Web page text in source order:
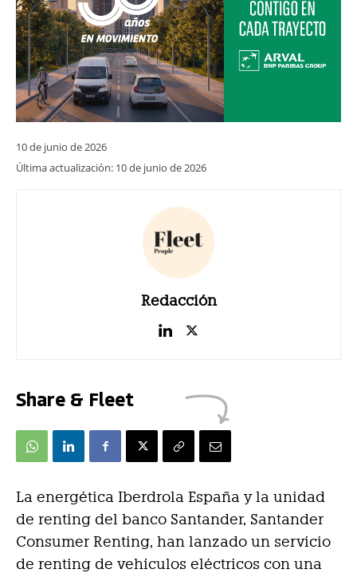
10 de junio de 2026
Última actualización: 10 de junio de 2026
Redacción
Share & Fleet
La energética Iberdrola España y la unidad
de renting del banco Santander, Santander
Consumer Renting, han lanzado un servicio
de renting de vehículos eléctricos con una